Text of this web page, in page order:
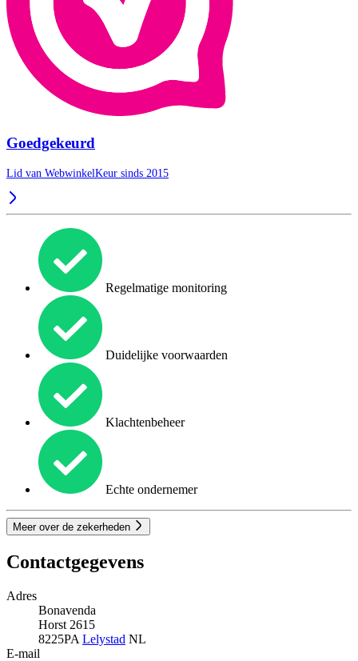
Goedgekeurd
Lid van WebwinkelKeur sinds 2015
Regelmatige monitoring
Duidelijke voorwaarden
Klachtenbeheer
Echte ondernemer
Meer over de zekerheden
Contactgegevens
Adres
Bonavenda
Horst 2615
8225PA Lelystad NL
E-mail